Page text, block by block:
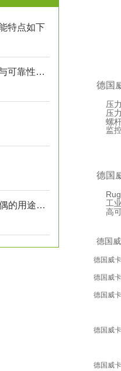
特点如下
威卡压力变送器：精准测量与可靠性的象征
wika热电阻、德国威卡热电偶的用途及工作原理
德国
压
压
螺
监
德国
工
高
德国
德国威
德国威
德国威
德国威
德国